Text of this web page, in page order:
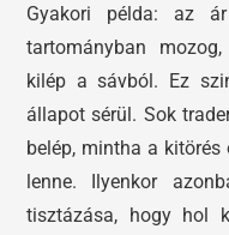
Gyakori példa: az
tartományban
kilép a sávból. Ez
állapot sérül. Sok
belép, mintha a
lenne. Ilyenkor
tisztázása, hogy hol